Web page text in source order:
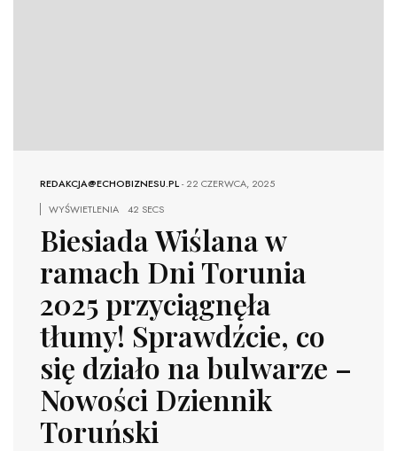
REDAKCJA@ECHOBIZNESU.PL-22 CZERWCA, 2025
WYŚWIETLENIA
42 SECS
Biesiada Wiślana w
ramach Dni Torunia
2025 przyciągnęła
tłumy! Sprawdźcie, co
się działo na bulwarze –
Nowości Dziennik
Toruński